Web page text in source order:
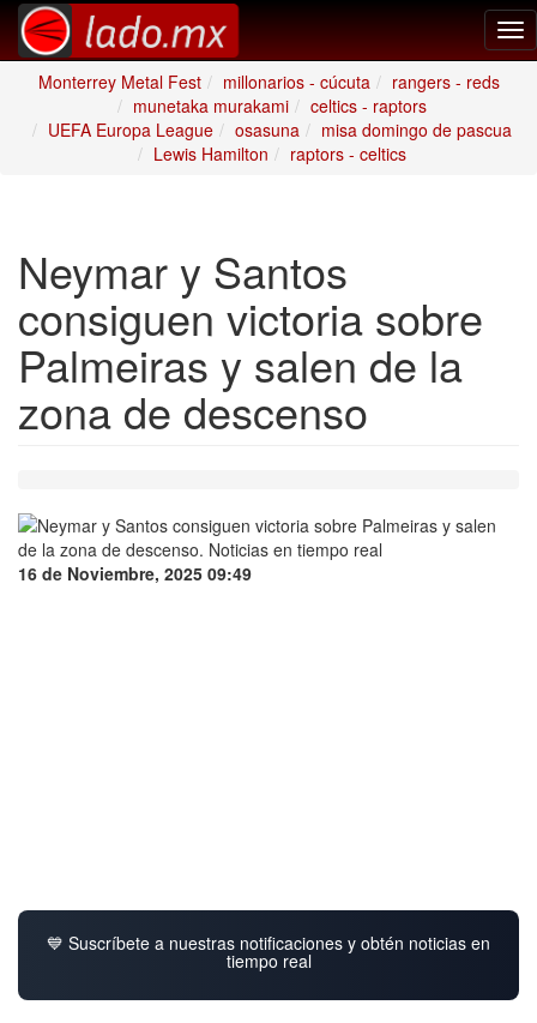
Monterrey Metal Fest
millonarios - cúcuta
rangers - reds
munetaka murakami
celtics - raptors
UEFA Europa League
osasuna
misa domingo de pascua
Lewis Hamilton
raptors - celtics
Neymar y Santos
consiguen victoria sobre
Palmeiras y salen de la
zona de descenso
16 de Noviembre, 2025 09:49
💙 Suscríbete a nuestras notificaciones y obtén noticias en
tiempo real